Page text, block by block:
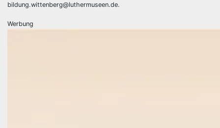
bildung.wittenberg@luthermuseen.de.
Werbung